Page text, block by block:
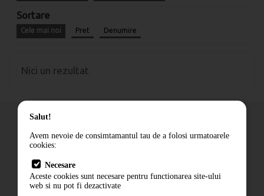
Sortare
Cele mai noi Pret Denumire
Nici un rezultat
Cum comand
Livrare
Contact
Salut!
Avem nevoie de consimtamantul tau de a folosi urmatoarele
cookies:
Necesare
Aceste cookies sunt necesare pentru functionarea site-ului
web si nu pot fi dezactivate